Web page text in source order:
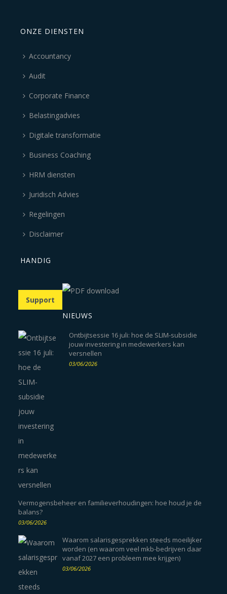
ONZE DIENSTEN
Accountancy
Audit
Corporate Finance
Belastingadvies
Digitale transformatie
Business Coaching
HRM diensten
Juridisch Advies
Regelingen
Disclaimer
HANDIG
Support
NIEUWS
Ontbijtsessie 16 juli: hoe de SLIM-subsidie
jouw investering in medewerkers kan
versnellen
03/06/2026
Vermogensbeheer en familieverhoudingen: hoe houd je de
balans?
03/06/2026
Waarom salarisgesprekken steeds moeilijker
worden (en waarom veel mkb-bedrijven daar
vanaf 2027 een probleem mee krijgen)
03/06/2026